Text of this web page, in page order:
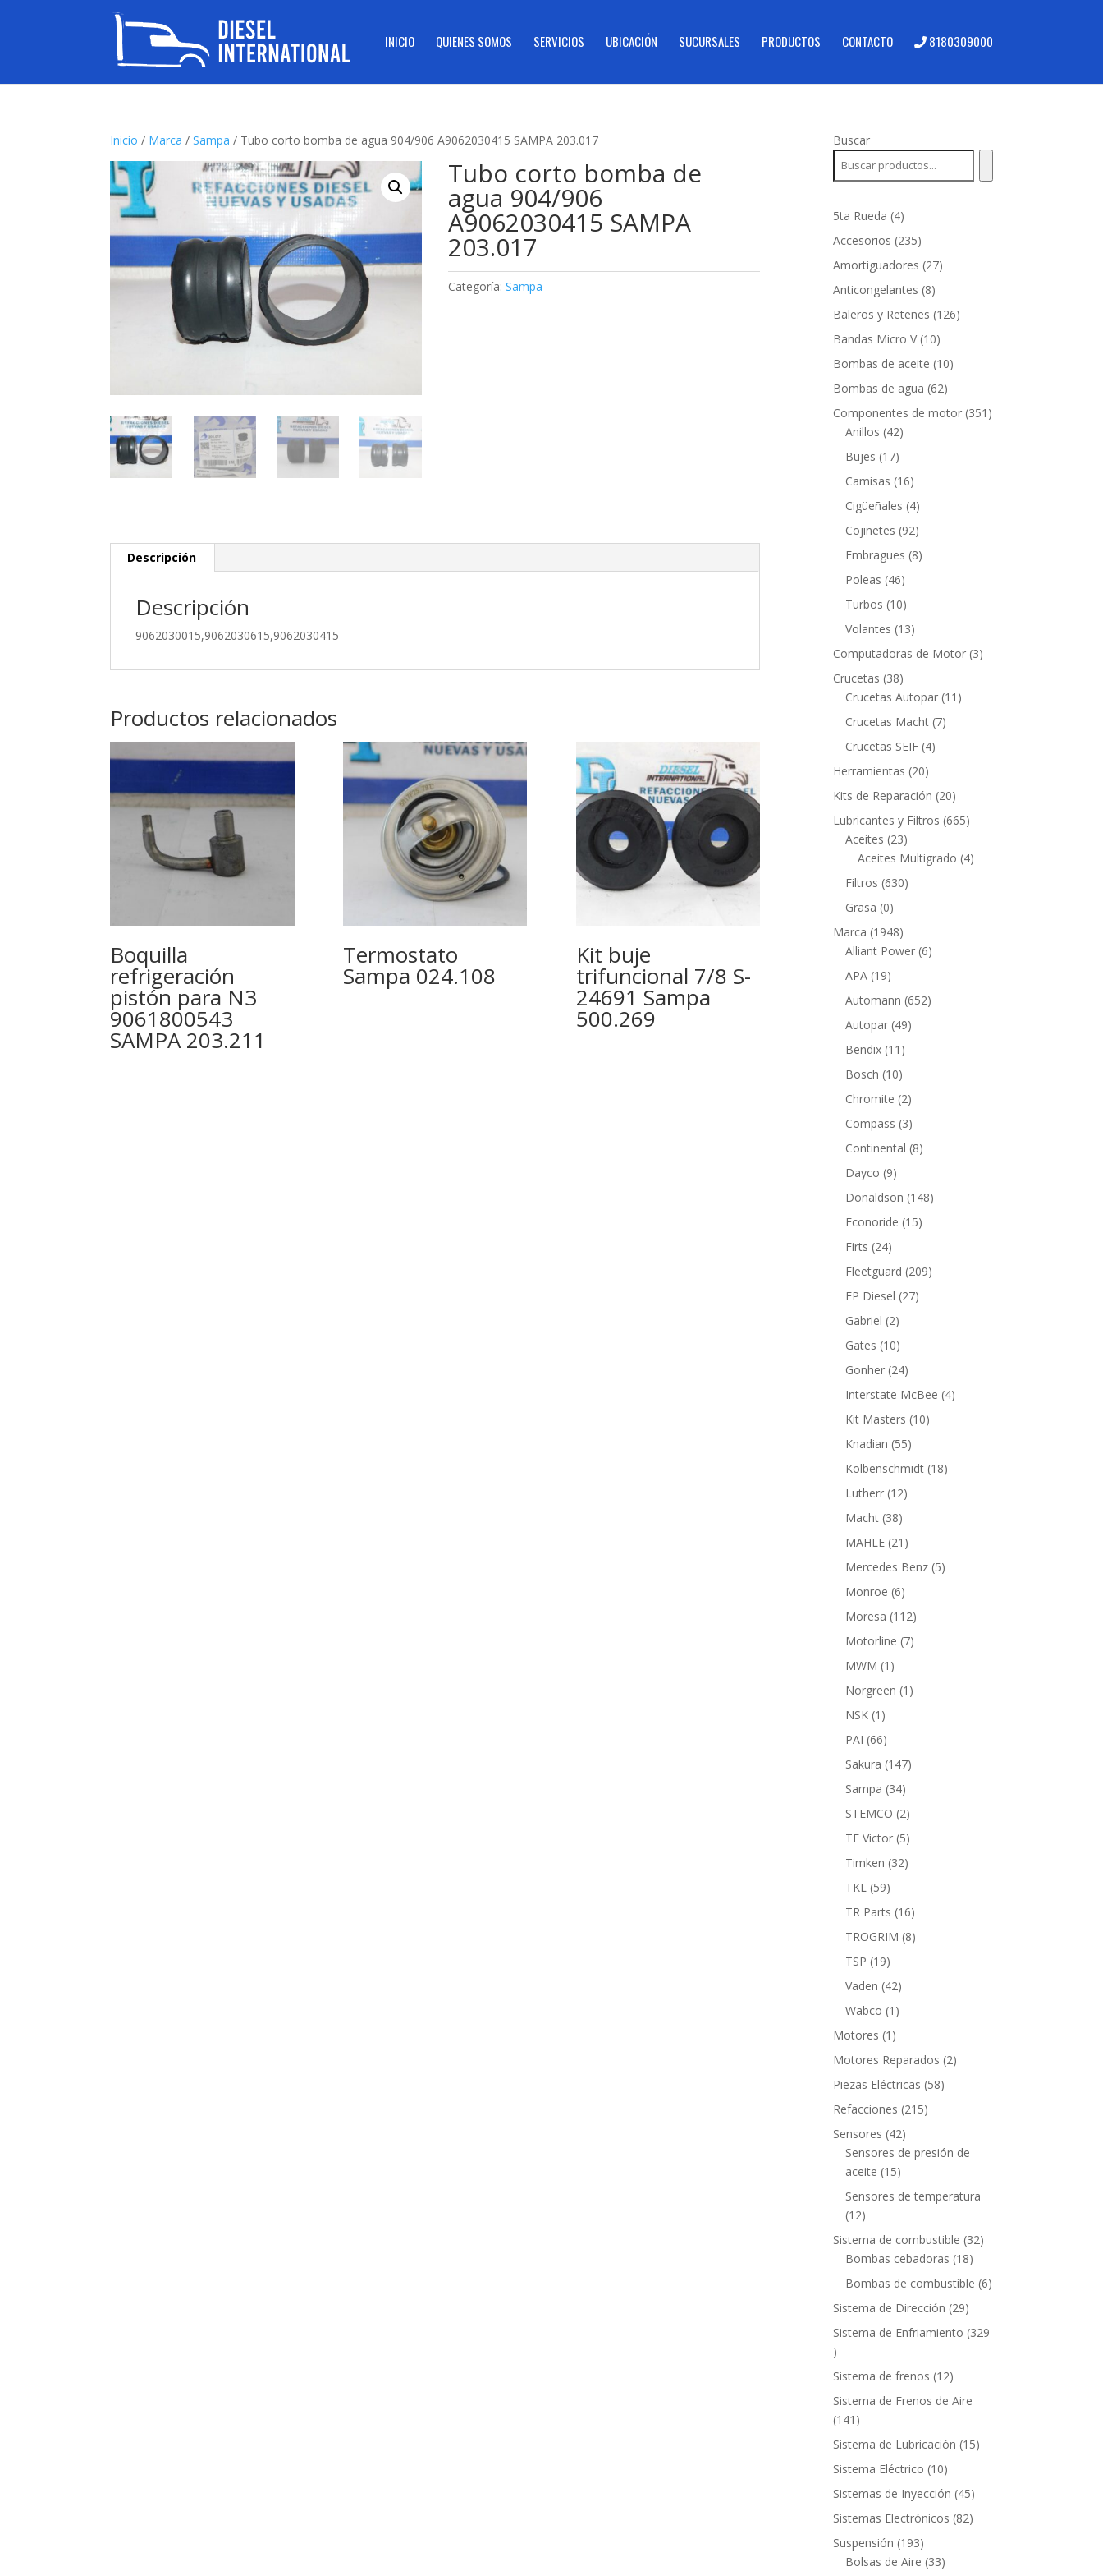
INICIO QUIENES SOMOS SERVICIOS UBICACIÓN SUCURSALES PRODUCTOS CONTACTO 8180309000
Inicio / Marca /Sampa / Tubo corto bomba de agua 904/906 A9062030415 SAMPA 203.017
Tubo corto bomba de
agua 904/906
A9062030415 SAMPA
203.017
Categoría:Sampa
Descripción
Descripción
9062030015,9062030615,9062030415
Productos relacionados
Boquilla
refrigeración
pistón para N3
9061800543
SAMPA 203.211
Termostato
Sampa 024.108
Kit buje
trifuncional 7/8 S-
24691 Sampa
500.269
Buscar
5ta Rueda 44
productos
Accesorios 235235
productos
Amortiguadores 2727
Anticongelantes 88
productos
Baleros y Retenes 126126
Bandas Micro V 1010
productos
Bombas de aceite 1010
Bombas de agua 6262
productos
Componentes de motor 351 351
Anillos 4242
Bujes 1717
productos
Camisas 1616
productos
Cigüeñales 44
productos
Cojinetes 9292
productos
Embragues 88
Poleas 4646
productos
Turbos 1010
productos
Volantes 1313
productos
Computadoras de Motor 33
Crucetas 3838
productos
Crucetas Autopar 11 11
Crucetas Macht 77
Crucetas SEIF 44
Herramientas 2020
productos
Kits de Reparación 2020
productos
Lubricantes y Filtros 665665
Aceites 2323
productos
Aceites Multigrado 44
Filtros 630630
Grasa 00
productos
Marca 19481948
productos
Alliant Power 66
APA 1919
productos
Automann 652652
Autopar 4949
Bendix 11 11
productos
Bosch 1010
productos
Chromite 22
productos
Compass 33
productos
Continental 88
Dayco 99
productos
Donaldson 148148
Econoride 1515
Firts 2424
productos
Fleetguard 209209
FP Diesel 2727
Gabriel 22
productos
Gates 1010
productos
Gonher 2424
productos
Interstate McBee 44
Kit Masters 1010
Knadian 5555
productos
Kolbenschmidt 1818
Lutherr 1212
Macht 3838
productos
MAHLE 21 21
productos
Mercedes Benz 55
Monroe 66
productos
Moresa 112112
productos
Motorline 77
MWM 1 1
producto
Norgreen 1 1
NSK 1 1
producto
PAI 6666
productos
Sakura 147147
Sampa 3434
productos
STEMCO 22
productos
TF Victor 55
productos
Timken 3232
TKL 5959
productos
TR Parts 1616
productos
TROGRIM 88
TSP 1919
productos
Vaden 4242
productos
Wabco 1 1
Motores 1 1
producto
Motores Reparados 22
Piezas Eléctricas 5858
Refacciones 215215
Sensores 4242
productos
Sensores de presión de
aceite 1515
productos
Sensores de temperatura
1212
productos
Sistema de combustible 3232
Bombas cebadoras 1818
productos
Bombas de combustible 66
Sistema de Dirección 2929
productos
Sistema de Enfriamiento 329
329
productos
Sistema de frenos 1212
productos
Sistema de Frenos de Aire
141 141
productos
Sistema de Lubricación 1515
Sistema Eléctrico 1010
productos
Sistemas de Inyección 4545
productos
Sistemas Electrónicos 8282
Suspensión 193193
productos
Bolsas de Aire 3333